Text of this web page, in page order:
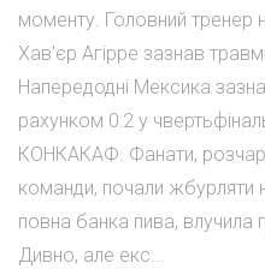
моменту. Головний тренер
Хав'єр Агірре зазнав
Напередодні Мексика
рахунком 0:2 у
КОНКАКАФ. Фанати,
команди, почали жбурляти
повна банка пива, влучила
Дивно, але екс...